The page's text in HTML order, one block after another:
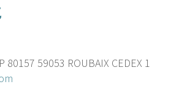
59053 ROUBAIX CEDEX 1